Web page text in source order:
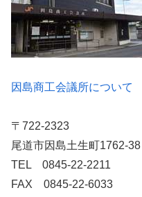
因島商工会議所について
〒722-2323
尾道市因島土生町1762-38
TEL 0845-22-2211
FAX 0845-22-6033